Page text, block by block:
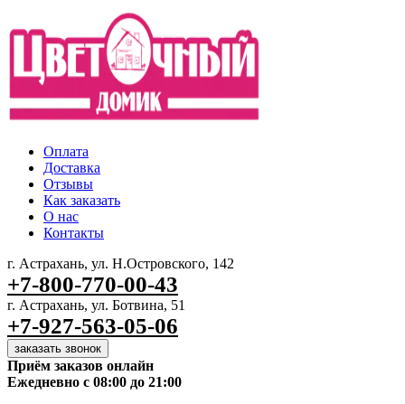
Оплата
Доставка
Отзывы
Как заказать
О нас
Контакты
г. Астрахань, ул. Н.Островского, 142
+7-800-770-00-43
г. Астрахань, ул. Ботвина, 51
+7-927-563-05-06
заказать звонок
Приём заказов онлайн
Ежедневно с 08:00 до 21:00